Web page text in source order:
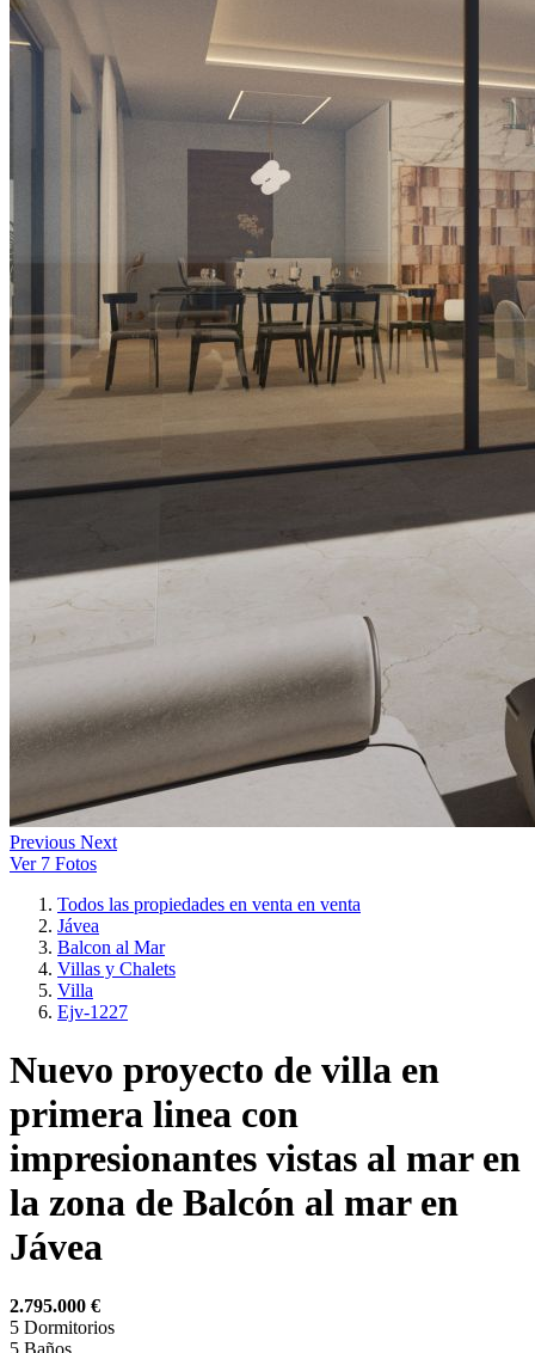
Previous Next
Ver 7 Fotos
Todos las propiedades en venta en venta
Jávea
Balcon al Mar
Villas y Chalets
Villa
Ejv-1227
Nuevo proyecto de villa en
primera linea con
impresionantes vistas al mar en
la zona de Balcón al mar en
Jávea
2.795.000 €
5 Dormitorios
5 Baños